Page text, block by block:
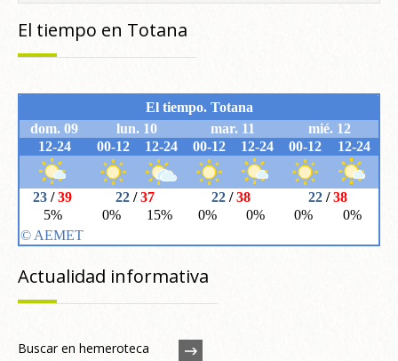
Actualidad informativa
Buscar en hemeroteca
El tiempo en Totana